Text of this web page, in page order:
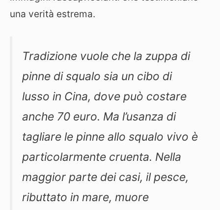
una verità estrema.
Tradizione vuole che la zuppa di
pinne di squalo sia un cibo di
lusso in Cina, dove può costare
anche 70 euro. Ma l’usanza di
tagliare le pinne allo squalo vivo è
particolarmente cruenta. Nella
maggior parte dei casi, il pesce,
ributtato in mare, muore